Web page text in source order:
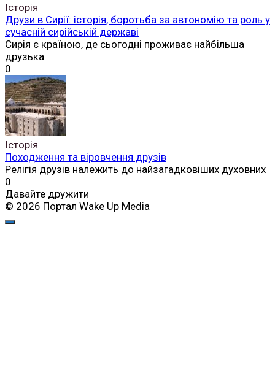
Історія
Друзи в Сирії: історія, боротьба за автономію та роль у
сучасній сирійській державі
Сирія є країною, де сьогодні проживає найбільша
друзька
0
Історія
Походження та віровчення друзів
Релігія друзів належить до найзагадковіших духовних
0
Давайте дружити
© 2026 Портал Wake Up Media